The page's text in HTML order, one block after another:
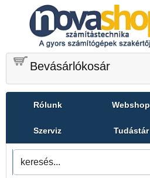
Bevásárlókosár
Rólunk Webshop
Szerviz Tudástár